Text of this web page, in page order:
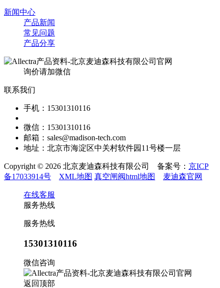
新闻中心
产品新闻
常见问题
产品分享
询价请加微信
联系我们
手机：15301310116
微信：15301310116
邮箱：sales@madison-tech.com
地址：北京市海淀区中关村软件园11号楼一层
Copyright © 2026 北京麦迪森科技有限公司 备案号： 京ICP
备17033914号
XML地图 真空闸阀html地图 麦迪森官网
在线客服
服务热线
服务热线
15301310116
微信咨询
返回顶部